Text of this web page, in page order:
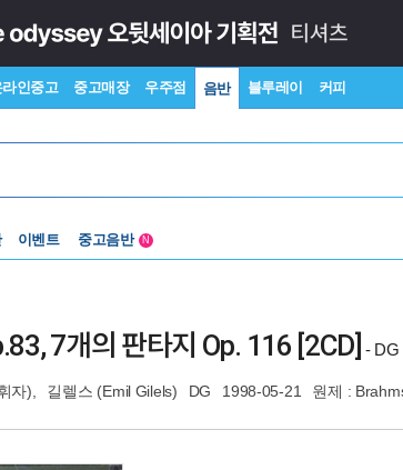
라인중고 중고매장 우주점 음반 블루레이 커피
이벤트
중고음반
N
7개의 판타지 Op. 116 [2CD] - DG
자), 길렐스 (Emil Gilels) DG 1998-05-21 원제 :